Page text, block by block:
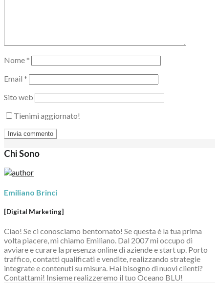
Nome *
Email *
Sito web
Tienimi aggiornato!
Chi Sono
Emiliano Brinci
[Digital Marketing]
Ciao! Se ci conosciamo bentornato! Se questa è la tua prima
volta piacere, mi chiamo Emiliano. Dal 2007 mi occupo di
avviare e curare la presenza online di aziende e start up. Porto
traffico, contatti qualificati e vendite, realizzando strategie
integrate e contenuti su misura. Hai bisogno di nuovi clienti?
Contattami! Insieme realizzeremo il tuo Oceano BLU!